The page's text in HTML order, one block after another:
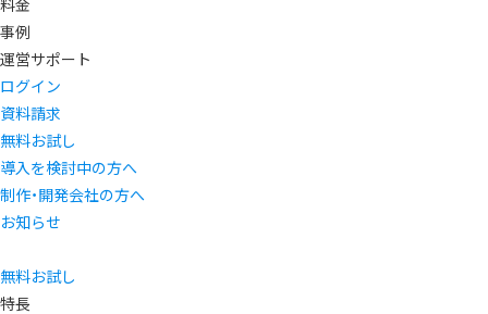
料金
事例
運営サポート
ログイン
資料請求
無料お試し
導入を検討中の方へ
制作・開発会社の方へ
お知らせ
無料お試し
特長